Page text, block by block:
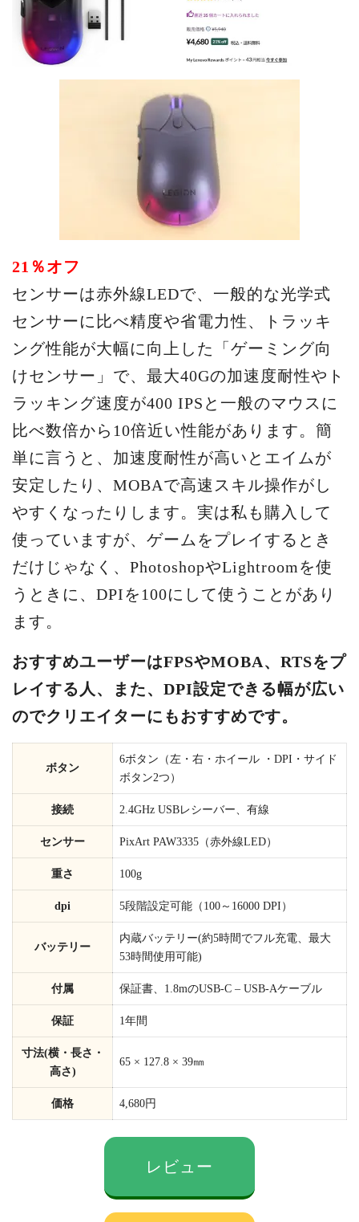
21％オフ
センサーは赤外線LEDで、一般的な光学式
センサーに比べ精度や省電力性、トラッキ
ング性能が大幅に向上した「ゲーミング向
けセンサー」で、最大40Gの加速度耐性やト
ラッキング速度が400 IPSと一般のマウスに
比べ数倍から10倍近い性能があります。簡
単に言うと、加速度耐性が高いとエイムが
安定したり、MOBAで高速スキル操作がし
やすくなったりします。実は私も購入して
使っていますが、ゲームをプレイするとき
だけじゃなく、PhotoshopやLightroomを使
うときに、DPIを100にして使うことがあり
ます。
おすすめユーザーはFPSやMOBA、RTSをプ
レイする人、また、DPI設定できる幅が広い
のでクリエイターにもおすすめです。
ボタン
6ボタン（左・右・ホイール ・DPI・サイド
ボタン2つ）
接続 2.4GHz USBレシーバー、有線
センサー PixArt PAW3335（赤外線LED）
重さ 100g
dpi 5段階設定可能（100～16000 DPI）
バッテリー
内蔵バッテリー(約5時間でフル充電、最大
53時間使用可能)
付属 保証書、1.8mのUSB-C – USB-Aケーブル
保証 1年間
寸法(横・長さ・
高さ)
65 × 127.8 × 39㎜
価格 4,680円
レビュー